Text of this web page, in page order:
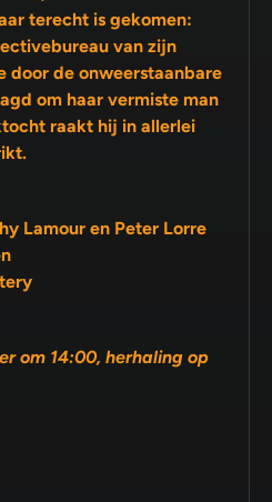
terecht is gekomen:
van zijn
om haar vermiste man
raakt hij in allerlei
Lamour en Peter Lorre
om 14:00, herhaling op